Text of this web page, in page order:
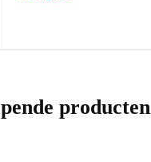
producten